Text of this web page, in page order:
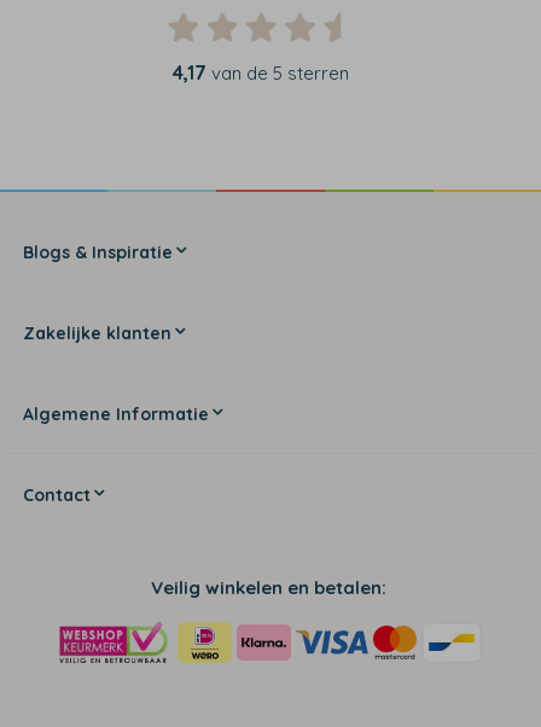
4,17 van de 5 sterren
Blogs & Inspiratie
Zakelijke klanten
Algemene Informatie
Contact
Veilig winkelen en betalen: